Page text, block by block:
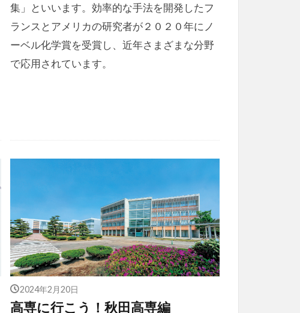
集」といいます。効率的な手法を開発したフ
ランスとアメリカの研究者が２０２０年にノ
ーベル化学賞を受賞し、近年さまざまな分野
で応用されています。
2024年2月20日
高専に行こう！秋田高専編